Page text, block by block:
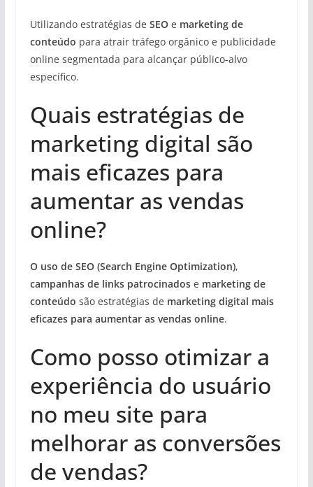
Utilizando estratégias de SEOe marketing de
conteúdo para atrair tráfego orgânico e publicidade
online segmentada para alcançar público-alvo
específico.
Quais estratégias de
marketing digital são
mais eficazes para
aumentar as vendas
online?
O uso de SEO (Search Engine Optimization),
campanhas de links patrocinadose marketing de
conteúdo são estratégias de marketing digital mais
eficazes para aumentar as vendas online.
Como posso otimizar a
experiência do usuário
no meu site para
melhorar as conversões
de vendas?